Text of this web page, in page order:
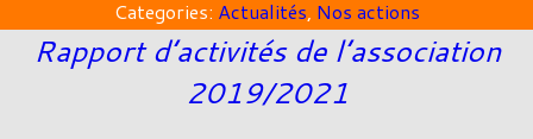
Categories: Actualités, Nos actions
Rapport d’activités de l’association
2019/2021